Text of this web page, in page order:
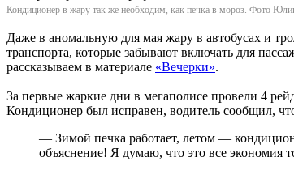
Кондиционер в жару так же необходим, как печка в мороз. Фото
Даже в аномальную для мая жару в автобусах и
транспорта, которые забывают включать для
рассказываем в материале «Вечерки».
За первые жаркие дни в мегаполисе провели 4
Кондиционер был исправен, водитель сообщил,
— Зимой печка работает, летом —
объяснение! Я думаю, что это все экономия